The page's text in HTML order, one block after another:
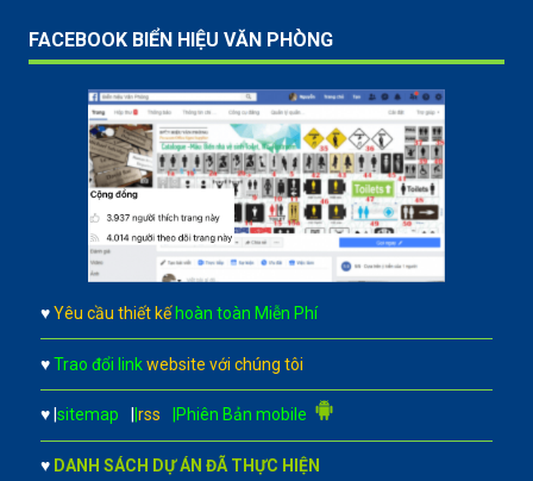
FACEBOOK BIỂN HIỆU VĂN PHÒNG
♥ Yêu cầu thiết kế hoàn toàn Miễn Phí
♥ Trao đổi link website với chúng tôi
♥ |sitemap |rss |Phiên Bản mobile
♥ DANH SÁCH DỰ ÁN ĐÃ THỰC HIỆN